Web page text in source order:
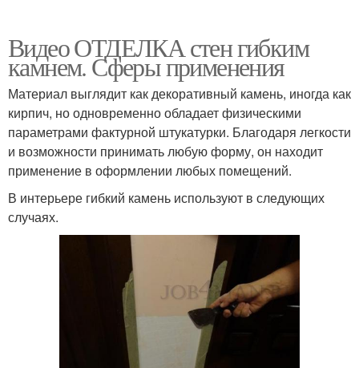
Видео ОТДЕЛКА стен гибким
камнем. Сферы применения
Материал выглядит как декоративный камень, иногда как
кирпич, но одновременно обладает физическими
параметрами фактурной штукатурки. Благодаря легкости
и возможности принимать любую форму, он находит
применение в оформлении любых помещений.
В интерьере гибкий камень используют в следующих
случаях.